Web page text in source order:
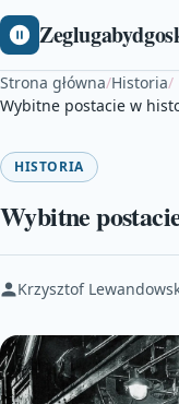
Strona główna/Historia/
Wybitne postacie w
HISTORIA
Wybitne
Krzysztof